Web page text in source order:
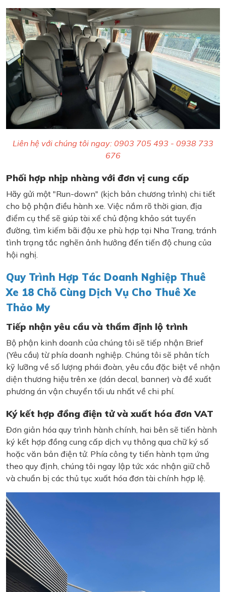
Liên hệ với chúng tôi ngay: 0903 705 493 - 0938 733
676
Phối hợp nhịp nhàng với đơn vị cung cấp
Hãy gửi một "Run-down" (kịch bản chương trình) chi tiết
cho bộ phận điều hành xe. Việc nắm rõ thời gian, địa
điểm cụ thể sẽ giúp tài xế chủ động khảo sát tuyến
đường, tìm kiếm bãi đậu xe phù hợp tại Nha Trang, tránh
tình trạng tắc nghẽn ảnh hưởng đến tiến độ chung của
hội nghị.
Quy Trình Hợp Tác Doanh Nghiệp Thuê
Xe 18 Chỗ Cùng Dịch Vụ Cho Thuê Xe
Thảo My
Tiếp nhận yêu cầu và thẩm định lộ trình
Bộ phận kinh doanh của chúng tôi sẽ tiếp nhận Brief
(Yêu cầu) từ phía doanh nghiệp. Chúng tôi sẽ phân tích
kỹ lưỡng về số lượng phái đoàn, yêu cầu đặc biệt về nhận
diện thương hiệu trên xe (dán decal, banner) và đề xuất
phương án vận chuyển tối ưu nhất về chi phí.
Ký kết hợp đồng điện tử và xuất hóa đơn VAT
Đơn giản hóa quy trình hành chính, hai bên sẽ tiến hành
ký kết hợp đồng cung cấp dịch vụ thông qua chữ ký số
hoặc văn bản điện tử. Phía công ty tiến hành tạm ứng
theo quy định, chúng tôi ngay lập tức xác nhận giữ chỗ
và chuẩn bị các thủ tục xuất hóa đơn tài chính hợp lệ.